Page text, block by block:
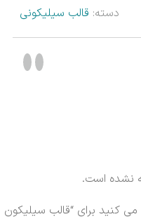
دسته: قالب سیلیکونی
نشده است.
می کنید برای “قالب سیلیکون